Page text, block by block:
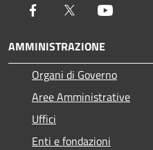
Facebook Twitter
AMMINISTRAZIONE
Organi di Governo
Aree Amministrative
Uffici
Enti e fondazioni